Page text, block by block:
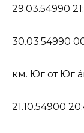
29.03.54990
30.03.54990
км. Юг от Юг
21.10.54900